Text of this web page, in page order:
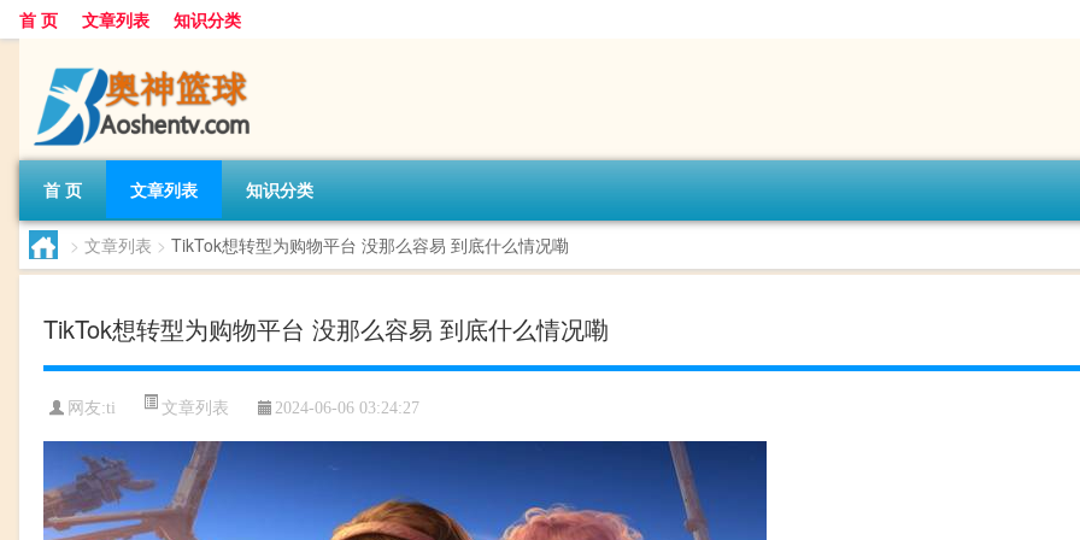
首 页 文章列表 知识分类
首 页 文章列表 知识分类
> 文章列表 > TikTok想转型为购物平台 没那么容易 到底什么情况嘞
TikTok想转型为购物平台 没那么容易 到底什么情况嘞
网友:ti 文章列表 2024-06-06 03:24:27